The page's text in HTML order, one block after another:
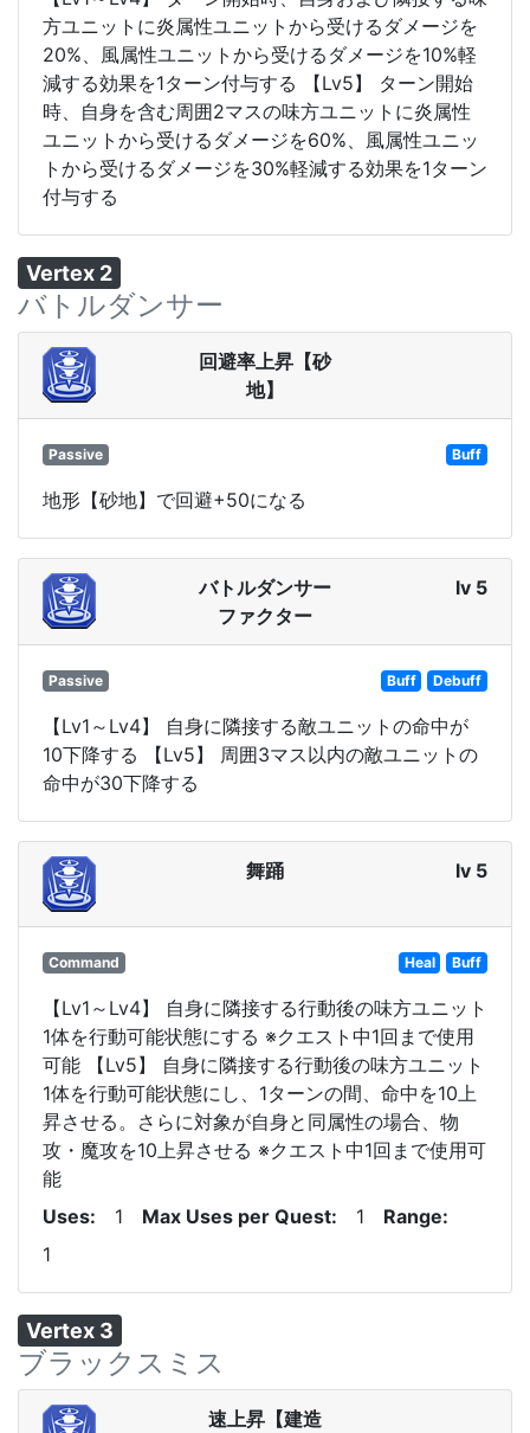
方ユニットに炎属性ユニットから受けるダメージを
20%、風属性ユニットから受けるダメージを10%軽
減する効果を1ターン付与する 【Lv5】 ターン開始
時、自身を含む周囲2マスの味方ユニットに炎属性
ユニットから受けるダメージを60%、風属性ユニッ
トから受けるダメージを30%軽減する効果を1ターン
付与する
Vertex 2
バトルダンサー
回避率上昇【砂
地】
Passive Buff
地形【砂地】で回避+50になる
バトルダンサー
ファクター
lv 5
Passive Buff Debuff
【Lv1～Lv4】 自身に隣接する敵ユニットの命中が
10下降する 【Lv5】 周囲3マス以内の敵ユニットの
命中が30下降する
舞踊 lv 5
Command Heal Buff
【Lv1～Lv4】 自身に隣接する行動後の味方ユニット
1体を行動可能状態にする ※クエスト中1回まで使用
可能 【Lv5】 自身に隣接する行動後の味方ユニット
1体を行動可能状態にし、1ターンの間、命中を10上
昇させる。さらに対象が自身と同属性の場合、物
攻・魔攻を10上昇させる ※クエスト中1回まで使用可
能
Uses
1 Max Uses per Quest 1
Range
1
Vertex 3
ブラックスミス
速上昇【建造